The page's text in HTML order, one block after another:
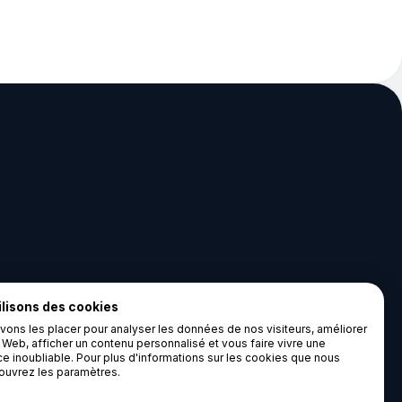
Pleyel
Saint-Denis
Cookies
des cookies
les placer pour analyser les données de nos visiteurs, améliorer
afficher un contenu personnalisé et vous faire vivre une
inoubliable. Pour plus d'informations sur les cookies que nous
les paramètres.